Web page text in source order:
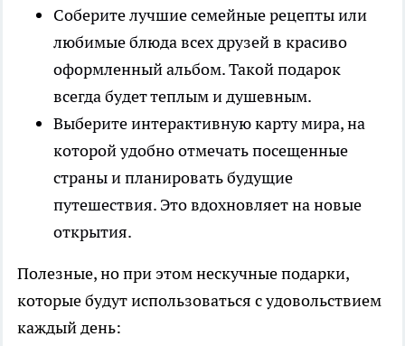
Соберите лучшие семейные рецепты или
любимые блюда всех друзей в красиво
оформленный альбом. Такой подарок
всегда будет теплым и душевным.
Выберите интерактивную карту мира, на
которой удобно отмечать посещенные
страны и планировать будущие
путешествия. Это вдохновляет на новые
открытия.
Полезные, но при этом нескучные подарки,
которые будут использоваться с удовольствием
каждый день: